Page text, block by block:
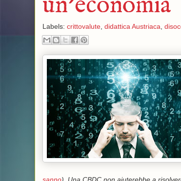
Labels: crittovalute, didattica Austriaca